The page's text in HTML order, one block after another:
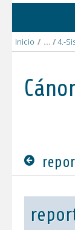
Inicio /